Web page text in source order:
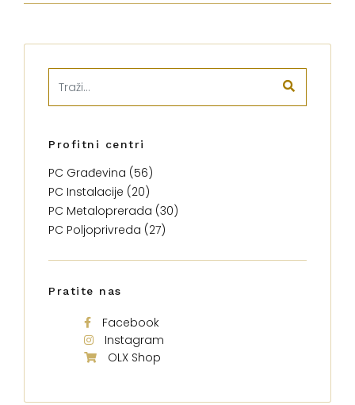
Profitni centri
PC Građevina (56)
PC Instalacije (20)
PC Metaloprerada (30)
PC Poljoprivreda (27)
Pratite nas
Facebook
Instagram
OLX Shop